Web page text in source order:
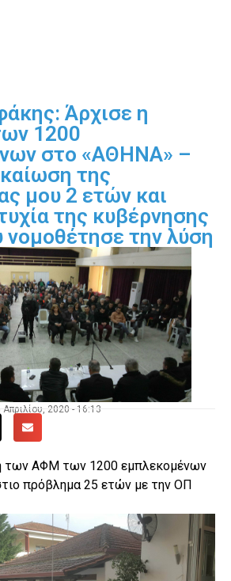
Άρχισε η
1200
στο «ΑΘΗΝΑ» –
της
μου 2 ετών και
της κυβέρνησης
την λύση
Απριλίου, 2020 - 16:13
των ΑΦΜ των 1200 εμπλεκομένων
πρόβλημα 25 ετών με την ΟΠ